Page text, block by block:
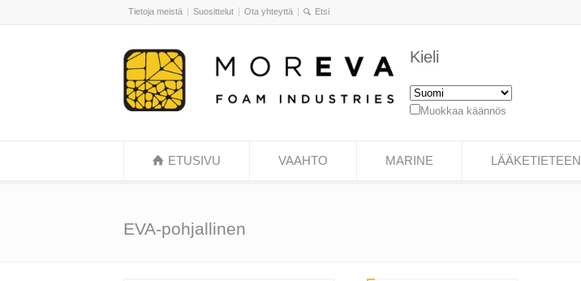
Tietoja meistä Suosittelut Ota yhteyttä
Kieli
Muokkaa käännös
ETUSIVU VAAHTO MARINE LÄÄKETIETEEN
EVA-pohjallinen